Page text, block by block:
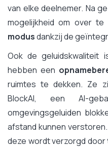
van elke deelnemer. Na
mogelijkheid om over te
modusdankzij de
Ook de geluidskwaliteit
hebben een
ruimtes te dekken. Ze
BlockAI, een AI-
omgevingsgeluiden
afstand kunnen
deze wordt verzorgd door